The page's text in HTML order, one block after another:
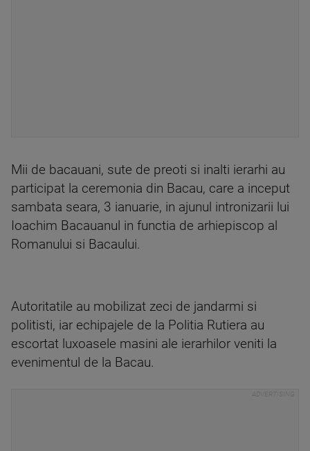
Mii de bacauani, sute de preoti si inalti ierarhi au
participat la ceremonia din Bacau, care a inceput
sambata seara, 3 ianuarie, in ajunul intronizarii lui
Ioachim Bacauanul in functia de arhiepiscop al
Romanului si Bacaului.
Autoritatile au mobilizat zeci de jandarmi si
politisti, iar echipajele de la Politia Rutiera au
escortat luxoasele masini ale ierarhilor veniti la
evenimentul de la Bacau.